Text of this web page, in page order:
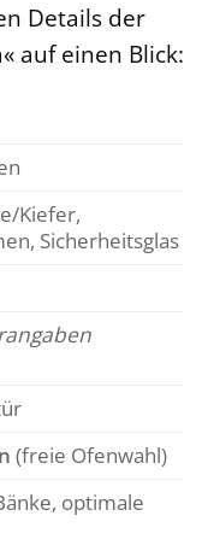
Details der
auf einen Blick:
Kiefer,
Sicherheitsglas
(freie Ofenwahl)
optimale